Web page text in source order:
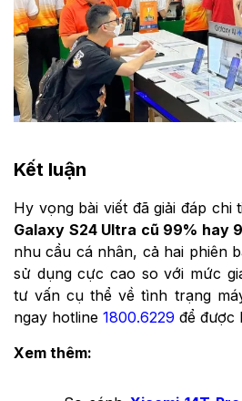
Kết luận
Hy vọng bài viết đã giải đáp chi
Galaxy S24 Ultra cũ 99% hay
nhu cầu cá nhân, cả hai phiên
sử dụng cực cao so với mức
tư vấn cụ thể về tình trạng
ngay hotline 1800.6229 để được
Xem thêm: